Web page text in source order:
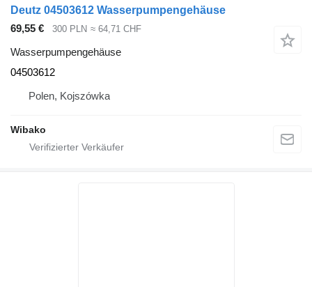
Deutz 04503612 Wasserpumpengehäuse
69,55 €
300 PLN ≈ 64,71 CHF
Wasserpumpengehäuse
04503612
Polen, Kojszówka
Wibako